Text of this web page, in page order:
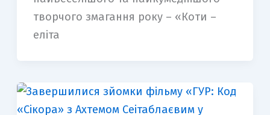
творчого змагання року – «Коти –
еліта